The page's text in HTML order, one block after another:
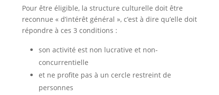
Pour être éligible, la structure culturelle doit être
reconnue « d’intérêt général », c’est à dire qu’elle doit
répondre à ces 3 conditions :
son activité est non lucrative et non-
concurrentielle
et ne profite pas à un cercle restreint de
personnes